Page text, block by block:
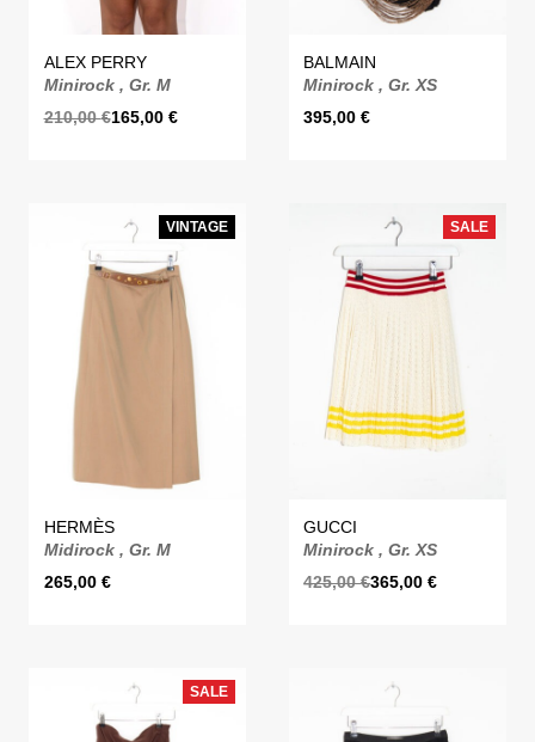
ALEX PERRY
Minirock , Gr. M
210,00€165,00 €
BALMAIN
Minirock , Gr. XS
395,00€
VINTAGE
HERMÈS
Midirock , Gr. M
265,00 €
SALE
GUCCI
Minirock , Gr. XS
425,00€365,00€
SALE